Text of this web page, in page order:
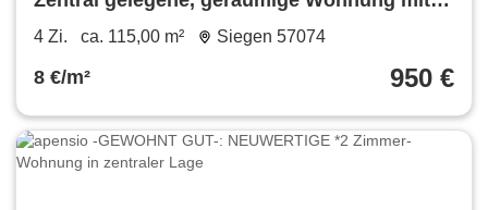
Balkon in Siegen
4 Zi. ca. 115,00 m² Siegen 57074
8 €/m² 950 €